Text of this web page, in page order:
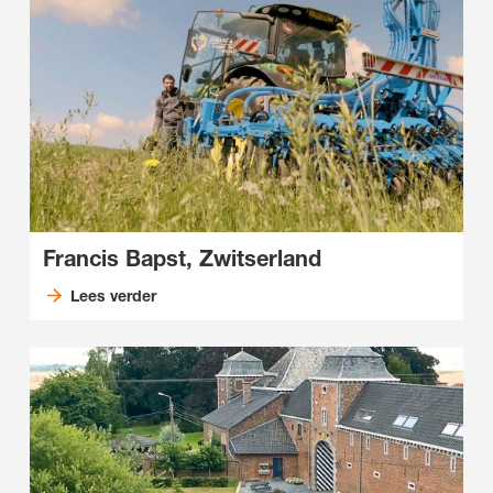
Francis Bapst, Zwitserland
Lees verder